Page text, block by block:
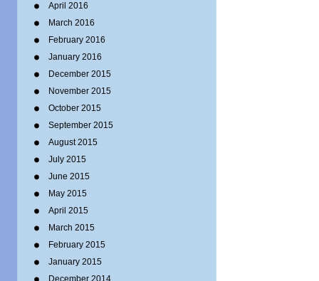
April 2016
March 2016
February 2016
January 2016
December 2015
November 2015
October 2015
September 2015
August 2015
July 2015
June 2015
May 2015
April 2015
March 2015
February 2015
January 2015
December 2014